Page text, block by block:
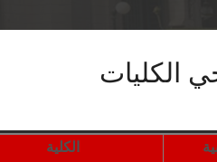
الكليات
الكلية